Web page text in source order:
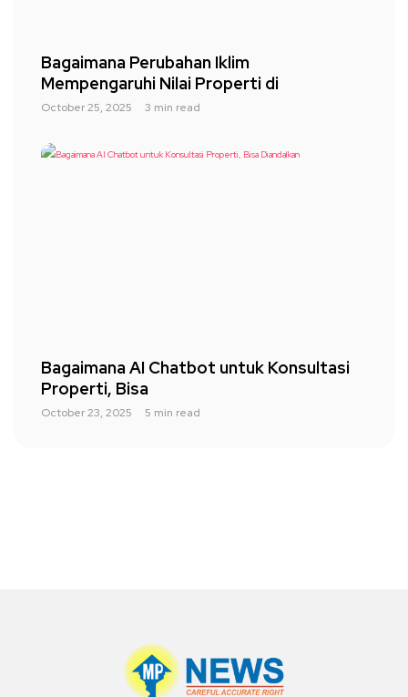
Bagaimana Perubahan Iklim
Mempengaruhi Nilai Properti di
October 25, 2025 3 min read
Bagaimana AI Chatbot untuk Konsultasi
Properti, Bisa
October 23, 2025 5 min read